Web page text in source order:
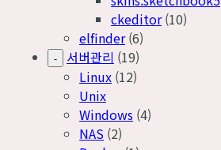
ckeditor (10)
elfinder (6)
- 서버관리 (19)
Linux (12)
Unix
Windows (4)
NAS (2)